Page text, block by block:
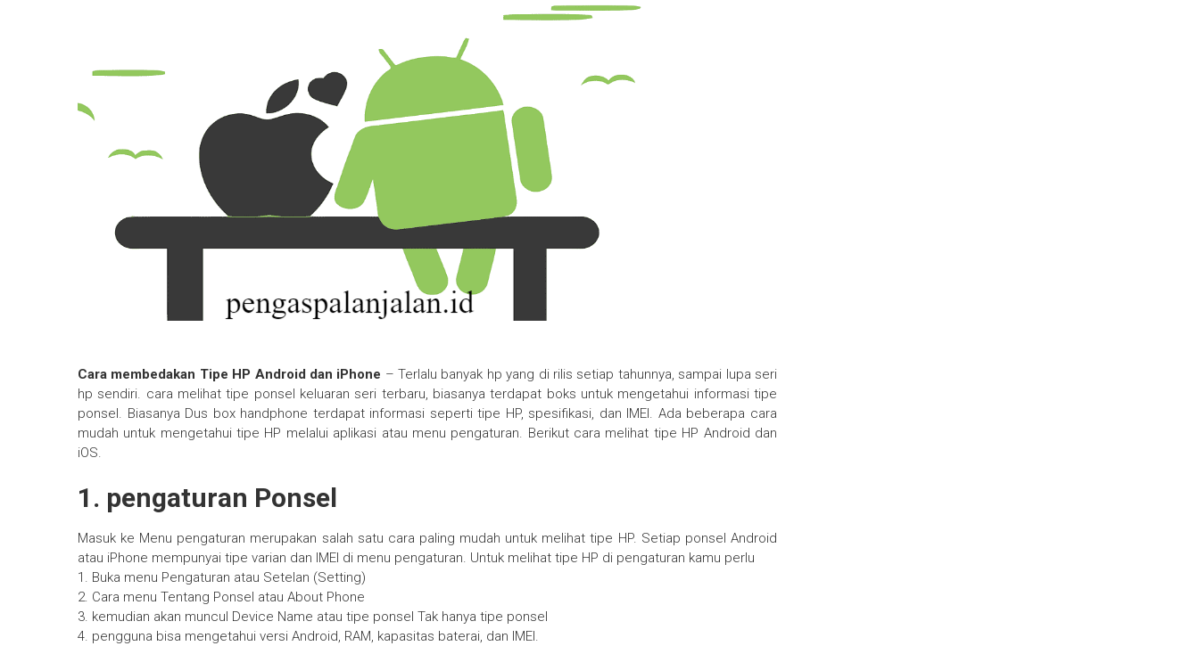
Cara membedakan Tipe HP Android dan iPhone – Terlalu banyak hp yang di rilis setiap tahunnya, sampai lupa seri
hp sendiri. cara melihat tipe ponsel keluaran seri terbaru, biasanya terdapat boks untuk mengetahui informasi tipe
ponsel. Biasanya Dus box handphone terdapat informasi seperti tipe HP, spesifikasi, dan IMEI. Ada beberapa cara
mudah untuk mengetahui tipe HP melalui aplikasi atau menu pengaturan. Berikut cara melihat tipe HP Android dan
iOS.
1. pengaturan Ponsel
Masuk ke Menu pengaturan merupakan salah satu cara paling mudah untuk melihat tipe HP. Setiap ponsel Android
atau iPhone mempunyai tipe varian dan IMEI di menu pengaturan. Untuk melihat tipe HP di pengaturan kamu perlu
1. Buka menu Pengaturan atau Setelan (Setting)
2. Cara menu Tentang Ponsel atau About Phone
3. kemudian akan muncul Device Name atau tipe ponsel Tak hanya tipe ponsel
4. pengguna bisa mengetahui versi Android, RAM, kapasitas baterai, dan IMEI.